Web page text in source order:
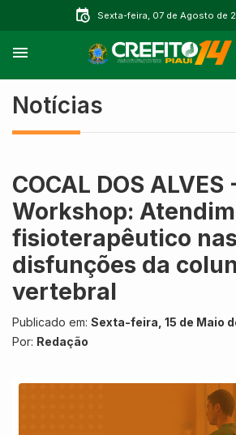
Sexta-feira, 07 de Agosto de
Notícias
COCAL DOS ALVES
Workshop:
fisioterapêutico nas
disfunções da
vertebral
Publicado em: Sexta-feira, 15 de Maio
Por: Redação